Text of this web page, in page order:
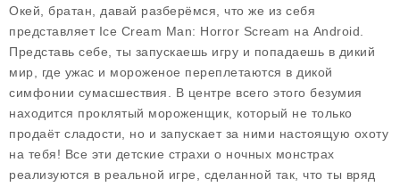
Окей, братан, давай разберёмся, что же из себя
представляет Ice Cream Man: Horror Scream на Android.
Представь себе, ты запускаешь игру и попадаешь в дикий
мир, где ужас и мороженое переплетаются в дикой
симфонии сумасшествия. В центре всего этого безумия
находится проклятый мороженщик, который не только
продаёт сладости, но и запускает за ними настоящую охоту
на тебя! Все эти детские страхи о ночных монстрах
реализуются в реальной игре, сделанной так, что ты вряд